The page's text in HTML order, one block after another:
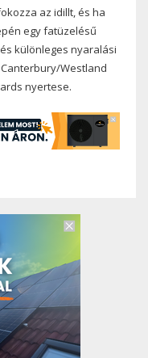
az idillt, és ha
egy fatüzelésű
különleges nyaralási
Westland
nyertese.